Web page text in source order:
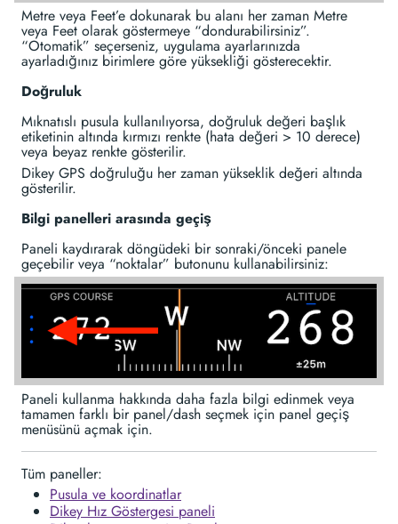
Metre veya Feet’e dokunarak bu alanı her zaman Metre
veya Feet olarak göstermeye “dondurabilirsiniz”.
“Otomatik” seçerseniz, uygulama ayarlarınızda
ayarladığınız birimlere göre yüksekliği gösterecektir.
Doğruluk
Mıknatıslı pusula kullanılıyorsa, doğruluk değeri başlık
etiketinin altında kırmızı renkte (hata değeri > 10 derece)
veya beyaz renkte gösterilir.
Dikey GPS doğruluğu her zaman yükseklik değeri altında
gösterilir.
Bilgi panelleri arasında geçiş
Paneli kaydırarak döngüdeki bir sonraki/önceki panele
geçebilir veya “noktalar” butonunu kullanabilirsiniz:
Paneli kullanma hakkında daha fazla bilgi edinmek veya
tamamen farklı bir panel/dash seçmek için panel geçiş
menüsünü açmak için.
Tüm paneller:
Pusula ve koordinatlar
Dikey Hız Göstergesi paneli